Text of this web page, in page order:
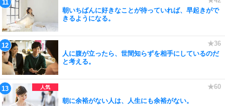
朝いちばんに好きなことが待っていれば、早起きがで
きるようになる。
人に腹が立ったら、世間知らずを相手にしているのだ
と考える。
朝に余裕がない人は、人生にも余裕がない。